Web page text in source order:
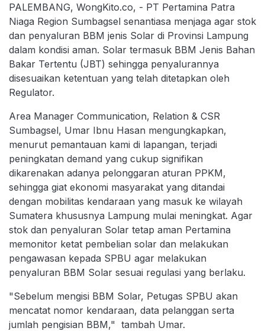
PALEMBANG, WongKito.co, - PT Pertamina Patra
Niaga Region Sumbagsel senantiasa menjaga agar stok
dan penyaluran BBM jenis Solar di Provinsi Lampung
dalam kondisi aman. Solar termasuk BBM Jenis Bahan
Bakar Tertentu (JBT) sehingga penyalurannya
disesuaikan ketentuan yang telah ditetapkan oleh
Regulator.
Area Manager Communication, Relation & CSR
Sumbagsel, Umar Ibnu Hasan mengungkapkan,
menurut pemantauan kami di lapangan, terjadi
peningkatan demand yang cukup signifikan
dikarenakan adanya pelonggaran aturan PPKM,
sehingga giat ekonomi masyarakat yang ditandai
dengan mobilitas kendaraan yang masuk ke wilayah
Sumatera khususnya Lampung mulai meningkat. Agar
stok dan penyaluran Solar tetap aman Pertamina
memonitor ketat pembelian solar dan melakukan
pengawasan kepada SPBU agar melakukan
penyaluran BBM Solar sesuai regulasi yang berlaku.
"Sebelum mengisi BBM Solar, Petugas SPBU akan
mencatat nomor kendaraan, data pelanggan serta
jumlah pengisian BBM," tambah Umar.